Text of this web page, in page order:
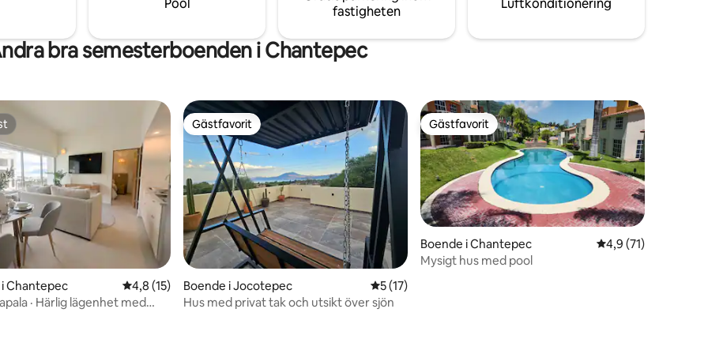
Pool
fastigheten
Luftkonditionering
bra semesterboenden i Chantepec
Chantepec 4,8 av 5 i genomsnittligt betyg, 15 omdömen
4,8 (15)
· Härlig lägenhet med
Gästfavorit
Gästfavorit
Boende i Jocotepec 5 av 5 i genomsnittligt betyg, 17 omdömen
5 (17)
Hus med privat tak och utsikt över sjön
Gästfavorit
Gästfavorit
Boende i Chantepec 4,9 av 5 i
4,9 (71)
Mysigt hus med pool